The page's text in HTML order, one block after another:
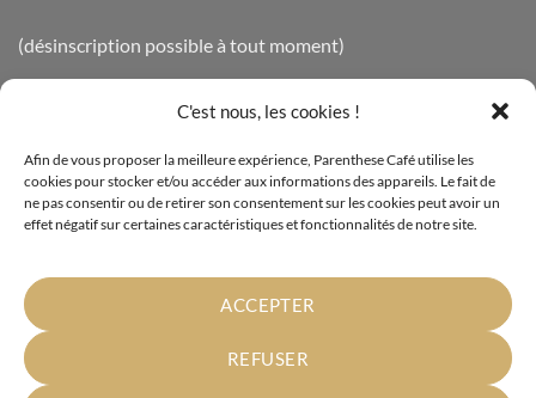
C'est nous, les cookies !
Afin de vous proposer la meilleure expérience, Parenthese Café utilise les
cookies pour stocker et/ou accéder aux informations des appareils. Le fait de
ne pas consentir ou de retirer son consentement sur les cookies peut avoir un
effet négatif sur certaines caractéristiques et fonctionnalités de notre site.
ACCEPTER
REFUSER
(désinscription possible à tout moment)
Mentions légales
Cookies
Conditions générales de vente